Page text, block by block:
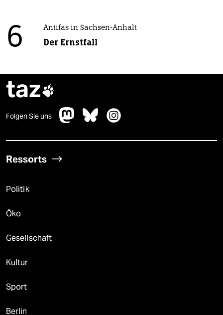
6 Antifas in Sachsen-Anhalt
Der Ernstfall
taz
Folgen Sie uns
Ressorts
Politik
Öko
Gesellschaft
Kultur
Sport
Berlin